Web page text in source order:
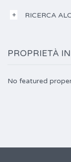
RICERCA
PROPRIETÀ
No featured